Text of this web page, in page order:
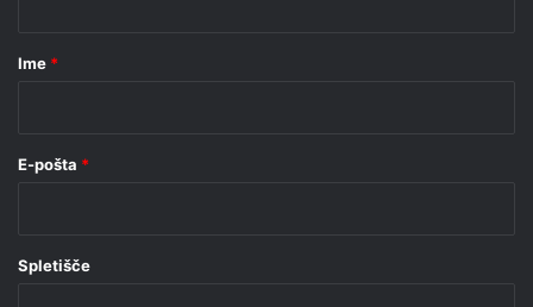
rIme *
E-pošta *
Spletišče